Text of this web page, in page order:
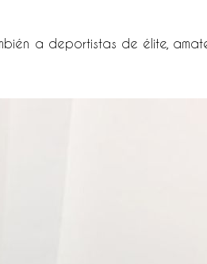
a deportistas de élite,